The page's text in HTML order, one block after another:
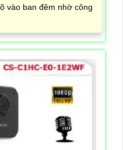
vào ban đêm nhờ công